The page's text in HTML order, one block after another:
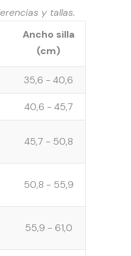
y tallas.
Ancho silla
(cm)
35,6 - 40,6
40,6 - 45,7
45,7 - 50,8
50,8 - 55,9
55,9 - 61,0